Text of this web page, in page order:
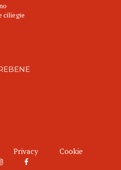
ciliegie
Privacy Cookie